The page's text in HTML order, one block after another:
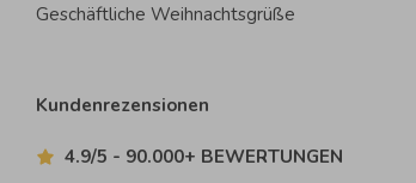
Geschäftliche Weihnachtsgrüße
Kundenrezensionen
4.9/5 - 90.000+ BEWERTUNGEN